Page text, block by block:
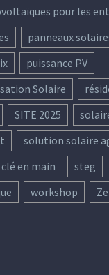
pour les
panneaux
puissance PV
Solaire
SITE 2025
solution solaire
en main
steg
workshop